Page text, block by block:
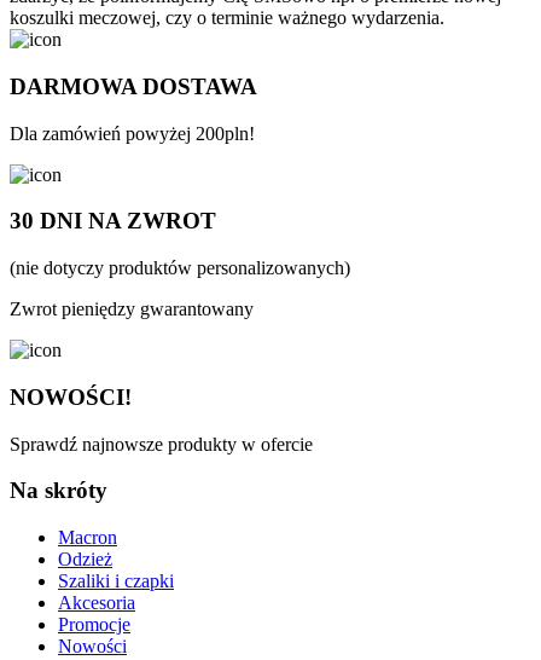
koszulki meczowej, czy o terminie ważnego wydarzenia.
DARMOWA DOSTAWA
Dla zamówień powyżej 200pln!
30 DNI NA ZWROT
(nie dotyczy produktów personalizowanych)
Zwrot pieniędzy gwarantowany
NOWOŚCI!
Sprawdź najnowsze produkty w ofercie
Na skróty
Macron
Odzież
Szaliki i czapki
Akcesoria
Promocje
Nowości